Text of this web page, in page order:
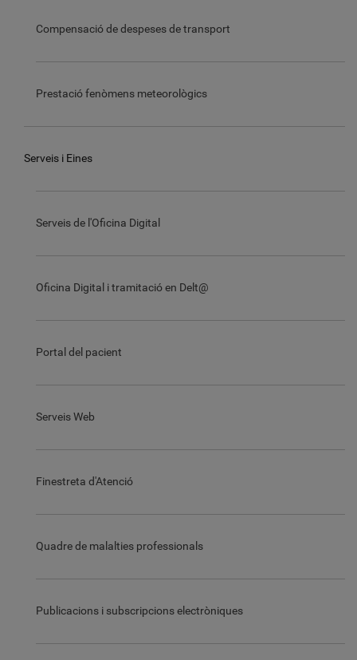
Compensació de despeses de transport
Prestació fenòmens meteorològics
Serveis i Eines
Serveis de l'Oficina Digital
Oficina Digital i tramitació en Delt@
Portal del pacient
Serveis Web
Finestreta d'Atenció
Quadre de malalties professionals
Publicacions i subscripcions electròniques